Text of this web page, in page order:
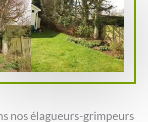
nos élagueurs-grimpeurs